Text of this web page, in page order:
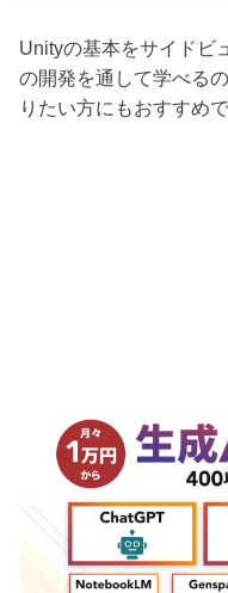
Unityの基本をサイドビ
の開発を通して学べる
りたい方にもおすすめで